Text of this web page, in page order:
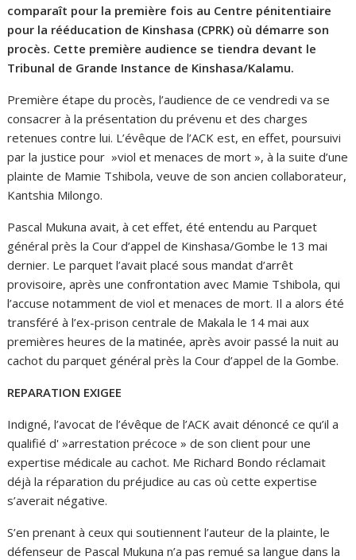
comparaît pour la première fois au Centre pénitentiaire
pour la rééducation de Kinshasa (CPRK) où démarre son
procès. Cette première audience se tiendra devant le
Tribunal de Grande Instance de Kinshasa/Kalamu.
Première étape du procès, l’audience de ce vendredi va se
consacrer à la présentation du prévenu et des charges
retenues contre lui. L’évêque de l’ACK est, en effet, poursuivi
par la justice pour »viol et menaces de mort », à la suite d’une
plainte de Mamie Tshibola, veuve de son ancien collaborateur,
Kantshia Milongo.
Pascal Mukuna avait, à cet effet, été entendu au Parquet
général près la Cour d’appel de Kinshasa/Gombe le 13 mai
dernier. Le parquet l’avait placé sous mandat d’arrêt
provisoire, après une confrontation avec Mamie Tshibola, qui
l’accuse notamment de viol et menaces de mort. Il a alors été
transféré à l’ex-prison centrale de Makala le 14 mai aux
premières heures de la matinée, après avoir passé la nuit au
cachot du parquet général près la Cour d’appel de la Gombe.
REPARATION EXIGEE
Indigné, l’avocat de l’évêque de l’ACK avait dénoncé ce qu’il a
qualifié d' »arrestation précoce » de son client pour une
expertise médicale au cachot. Me Richard Bondo réclamait
déjà la réparation du préjudice au cas où cette expertise
s’averait négative.
S’en prenant à ceux qui soutiennent l’auteur de la plainte, le
défenseur de Pascal Mukuna n’a pas remué sa langue dans la